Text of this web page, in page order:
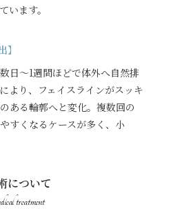
います。
】
日〜1週間ほどで体外へ自然排
より、フェイスラインがスッキ
ある輪郭へと変化。複数回の
すくなるケースが多く、小
について
treatment